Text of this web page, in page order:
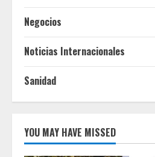
Negocios
Noticias Internacionales
Sanidad
YOU MAY HAVE MISSED